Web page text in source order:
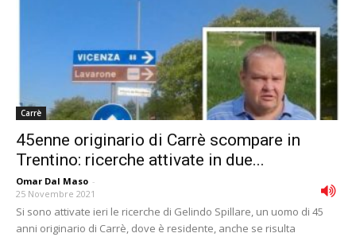
Carrè
45enne originario di Carrè scompare in
Trentino: ricerche attivate in due...
Omar Dal Maso -
25 Novembre 2021
Si sono attivate ieri le ricerche di Gelindo Spillare, un uomo di 45
anni originario di Carrè, dove è residente, anche se risulta